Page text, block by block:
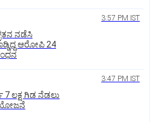
3:57 PM IST
ನಡೆಸಿ
ಆರೋಪಿ 24
3:47 PM IST
7 ಲಕ್ಷ ಗಿಡ ನೆಡಲು
ಯೋಜನೆ